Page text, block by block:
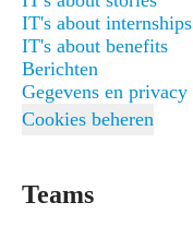
IT's about internships
IT's about benefits
Berichten
Gegevens en privacy
Cookies beheren
Teams